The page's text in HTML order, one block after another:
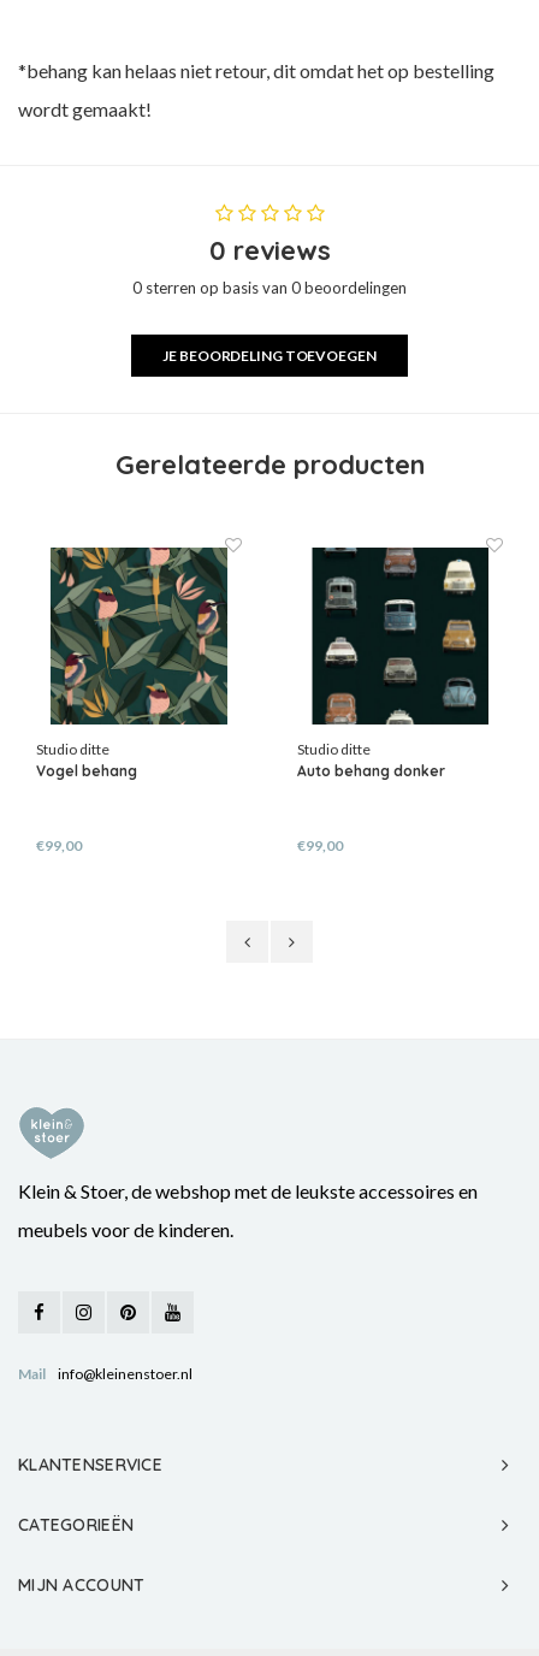
*behang kan helaas niet retour, dit omdat het op bestelling
wordt gemaakt!
0 reviews
0 sterren op basis van 0 beoordelingen
JE BEOORDELING TOEVOEGEN
Gerelateerde producten
Studio ditte
Vogel behang
€99,00
Studio ditte
Auto behang donker
€99,00
Klein & Stoer, de webshop met de leukste accessoires en
meubels voor de kinderen.
Mail info@kleinenstoer.nl
KLANTENSERVICE
CATEGORIEËN
MIJN ACCOUNT